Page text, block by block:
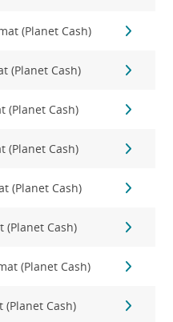
(Planet Cash)
(Planet Cash)
(Planet Cash)
(Planet Cash)
(Planet Cash)
(Planet Cash)
(Planet Cash)
(Planet Cash)